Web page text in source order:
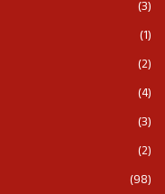
(3)
(1)
(2)
(4)
(3)
(2)
(98)